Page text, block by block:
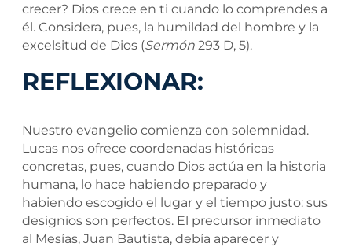
crecer? Dios crece en ti cuando lo comprendes a
él. Considera, pues, la humildad del hombre y la
excelsitud de Dios (Sermón 293 D, 5).
REFLEXIONAR:
Nuestro evangelio comienza con solemnidad.
Lucas nos ofrece coordenadas históricas
concretas, pues, cuando Dios actúa en la historia
humana, lo hace habiendo preparado y
habiendo escogido el lugar y el tiempo justo: sus
designios son perfectos. El precursor inmediato
al Mesías, Juan Bautista, debía aparecer y